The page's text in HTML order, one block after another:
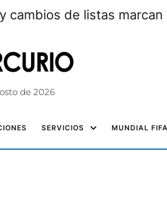
cambios de listas
de 2026
SERVICIOS MUNDIAL